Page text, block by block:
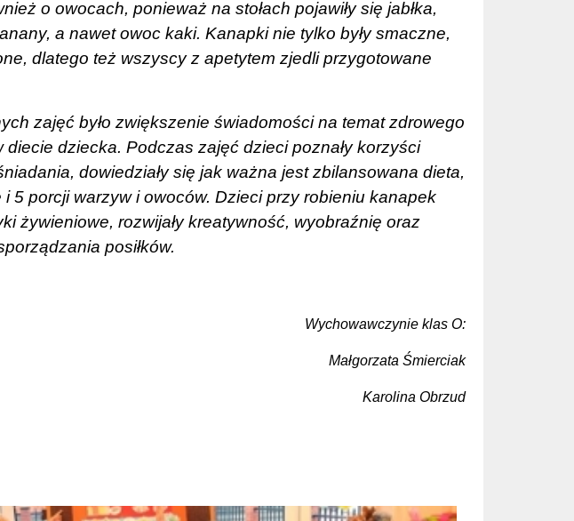
o owocach, ponieważ na stołach pojawiły się jabłka,
a nawet owoc kaki. Kanapki nie tylko były smaczne,
dlatego też wszyscy z apetytem zjedli przygotowane
zajęć było zwiększenie świadomości na temat zdrowego
dziecka. Podczas zajęć dzieci poznały korzyści
dowiedziały się jak ważna jest zbilansowana dieta,
5 porcji warzyw i owoców. Dzieci przy robieniu kanapek
żywieniowe, rozwijały kreatywność, wyobraźnię oraz
posiłków.
Wychowawczynie klas O:
Małgorzata Śmierciak
Karolina Obrzud